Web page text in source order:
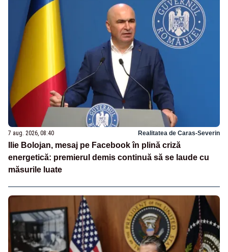
7 aug. 2026, 08:40 Realitatea de Caras-Severin
Ilie Bolojan, mesaj pe Facebook în plină criză
energetică: premierul demis continuă să se laude cu
măsurile luate